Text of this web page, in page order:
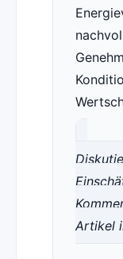
Artikel